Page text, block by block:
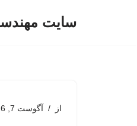
سایت
از آگوست 7, 2026